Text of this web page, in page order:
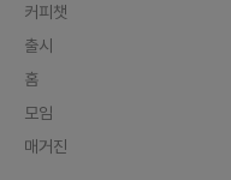
커피챗
출시
홈
모임
매거진